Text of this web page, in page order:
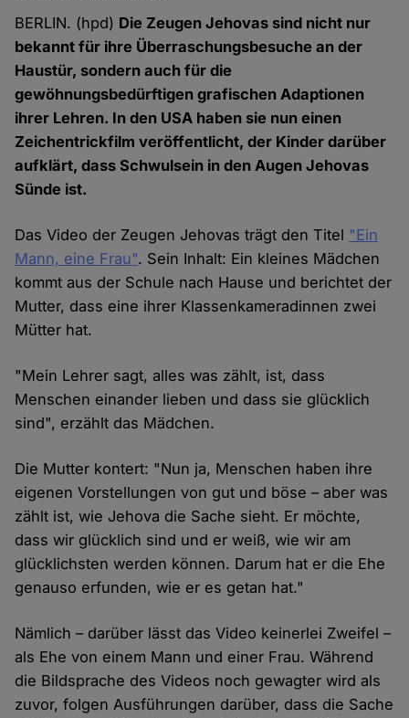
BERLIN. (hpd) Die Zeugen Jehovas sind nicht nur
bekannt für ihre Überraschungsbesuche an der
Haustür, sondern auch für die
gewöhnungsbedürftigen grafischen Adaptionen
ihrer Lehren. In den USA haben sie nun einen
Zeichentrickfilm veröffentlicht, der Kinder darüber
aufklärt, dass Schwulsein in den Augen Jehovas
Sünde ist.
Das Video der Zeugen Jehovas trägt den Titel "Ein
Mann, eine Frau". Sein Inhalt: Ein kleines Mädchen
kommt aus der Schule nach Hause und berichtet der
Mutter, dass eine ihrer Klassenkameradinnen zwei
Mütter hat.
"Mein Lehrer sagt, alles was zählt, ist, dass
Menschen einander lieben und dass sie glücklich
sind", erzählt das Mädchen.
Die Mutter kontert: "Nun ja, Menschen haben ihre
eigenen Vorstellungen von gut und böse – aber was
zählt ist, wie Jehova die Sache sieht. Er möchte,
dass wir glücklich sind und er weiß, wie wir am
glücklichsten werden können. Darum hat er die Ehe
genauso erfunden, wie er es getan hat."
Nämlich – darüber lässt das Video keinerlei Zweifel –
als Ehe von einem Mann und einer Frau. Während
die Bildsprache des Videos noch gewagter wird als
zuvor, folgen Ausführungen darüber, dass die Sache